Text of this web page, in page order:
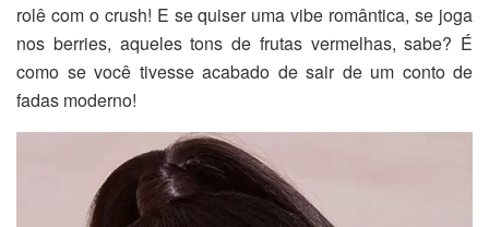
rolê com o crush! E se quiser uma vibe romântica, se joga
nos berries, aqueles tons de frutas vermelhas, sabe? É
como se você tivesse acabado de sair de um conto de
fadas moderno!